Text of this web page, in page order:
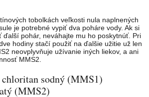
tobolkách veľkosti nula naplnených
je potrebné vypiť dva poháre vody. Ak si
ďalší pohár, neváhajte mu ho poskytnúť. Pri
hodiny stačí použiť na ďalšie užitie už len
neovplyvňuje užívanie iných liekov, a ani
MMS2.
chloritan sodný (MMS1)
(MMS2)